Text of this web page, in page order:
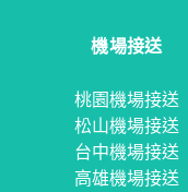
機場接送
桃園機場接送
松山機場接送
台中機場接送
高雄機場接送